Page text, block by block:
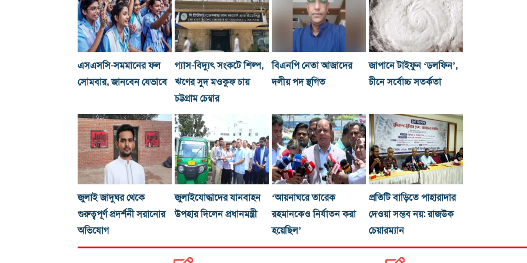
এসএসসি-সমমানের ফল
সোমবার, জানবেন যেভাবে
গ্যাস-বিদ্যুৎ সংকটে শিল্প,
ঋণের সুদ মওকুফ চায়
চট্টগ্রাম চেম্বার
বিএনপি নেতা আজাদের
দলীয় পদ স্থগিত
জাপানে টাইফুন ‘ডলফিন’,
চীনে সর্বোচ্চ সতর্কতা
জুলাই জাদুঘর থেকে
গুরুত্বপূর্ণ প্রদর্শনী সরানোর
অভিযোগ
জুলাইযোদ্ধাদের যানবাহন
উপহার দিলেন প্রধানমন্ত্রী
‘আয়নাঘরে তারেক
রহমানকেও নির্যাতন করা
হয়েছিল’
প্রতিটি বাড়িতে পাহারাদার
দেওয়া সম্ভব নয়: রাজউক
চেয়ারম্যান